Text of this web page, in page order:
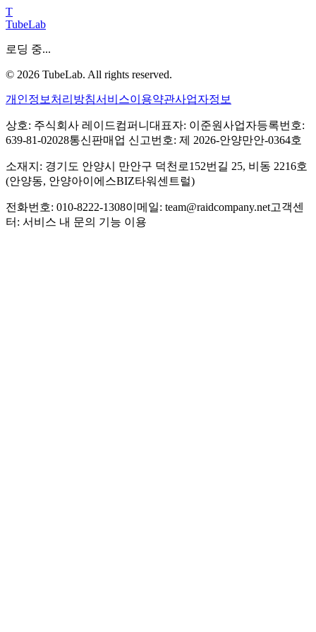
T
TubeLab
로딩 중...
© 2026 TubeLab. All rights reserved.
개인정보처리방침서비스이용약관사업자정보
상호: 주식회사 레이드컴퍼니 대표자: 이준원사업자등록번호:
639-81-02028통신판매업 신고번호: 제 2026-안양만안-0364호
소재지: 경기도 안양시 만안구 덕천로152번길 25, 비동 2216호
(안양동, 안양아이에스BIZ타워센트럴)
전화번호: 010-8222-1308이메일: team@raidcompany.net고객센
터: 서비스 내 문의 기능 이용